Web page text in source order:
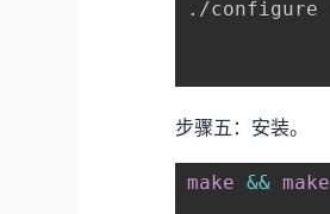
步骤五：安装。
make && make